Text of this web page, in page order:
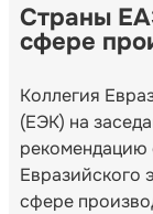
Страны
сфере
Коллегия
(ЕЭК) на
рекомендацию
Евразийского
сфере